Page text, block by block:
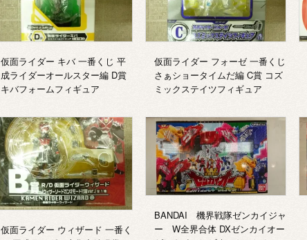
仮面ライダー キバ 一番くじ 平
成ライダーオールスター編 D賞
キバフォームフィギュア
仮面ライダー フォーゼ 一番くじ
さぁショータイムだ編 C賞 コズ
ミックステイツフィギュア
仮面ライダー ウィザード 一番く
BANDAI 機界戦隊ゼンカイジャ
ー W全界合体 DXゼンカイオー